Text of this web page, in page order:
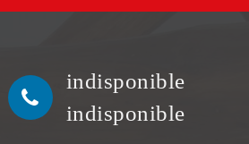
indisponible
indisponible